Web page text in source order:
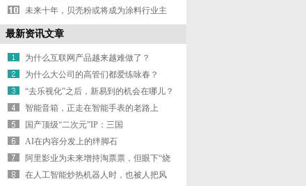
未来十年，贝壳粉或将成为涂料行业主
流
最新资讯文章
为什么互联网产品越来越难做了？
为什么大公司的高管们都爱练咏春？
“去乐视化”之后，新易到的机会在哪儿？
智能音箱，正走在智能手表的老路上
国产顶级“二次元”IP：三国
AI在内容分发上的绊脚石
阿里影业为未来增持淘票票，但眼下“烧
钱”
在人工智能炒热机器人时，也被人把风